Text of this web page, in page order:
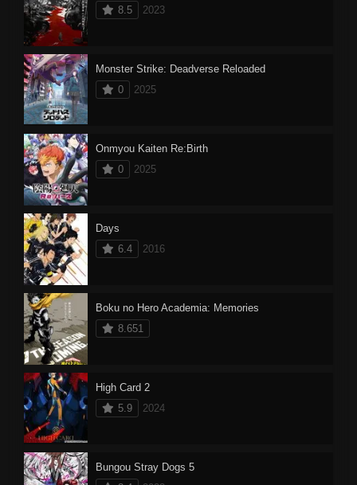
8.5
2023
Monster Strike: Deadverse Reloaded
0
2025
Onmyou Kaiten Re:Birth
0
2025
Days
6.4
2016
Boku no Hero Academia: Memories
8.651
High Card 2
5.9
2024
Bungou Stray Dogs 5